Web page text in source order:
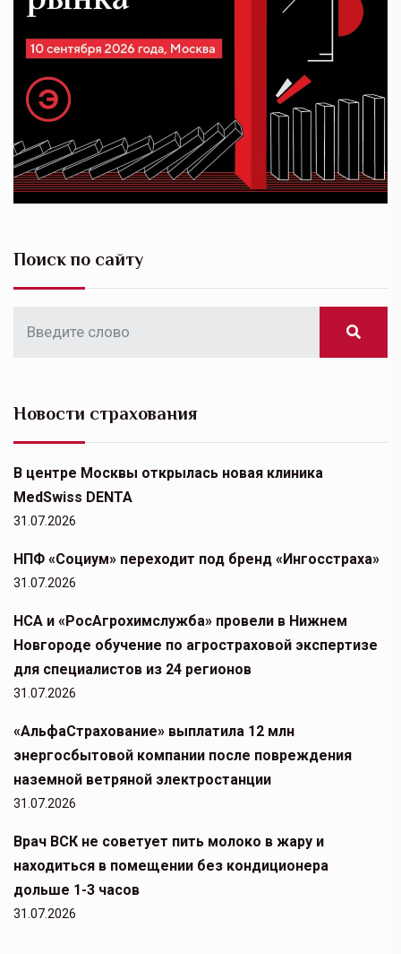
Поиск по сайту
Новости страхования
В центре Москвы открылась новая клиника
MedSwiss DENTA
31.07.2026
НПФ «Социум» переходит под бренд «Ингосстраха»
31.07.2026
НСА и «РосАгрохимслужба» провели в Нижнем
Новгороде обучение по агростраховой экспертизе
для специалистов из 24 регионов
31.07.2026
«АльфаСтрахование» выплатила 12 млн
энергосбытовой компании после повреждения
наземной ветряной электростанции
31.07.2026
Врач ВСК не советует пить молоко в жару и
находиться в помещении без кондиционера
дольше 1-3 часов
31.07.2026